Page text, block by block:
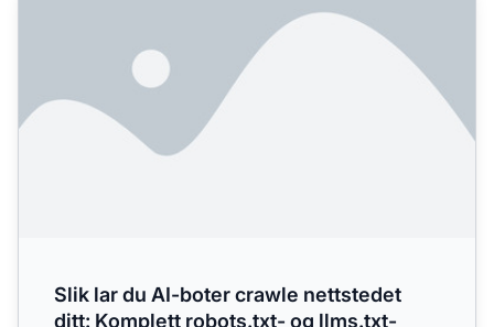
Slik lar du AI-boter crawle nettstedet
ditt: Komplett robots.txt- og llms.txt-